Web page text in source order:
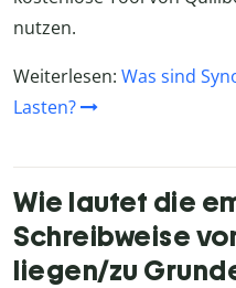
nutzen.
Weiterlesen: Was sind
Lasten?
Wie lautet die
Schreibweise
liegen/zu